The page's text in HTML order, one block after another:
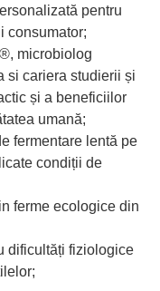
pentru
consumator;
, microbiolog
si cariera studierii și
și a beneficiilor
umană;
fermentare lentă pe
condiții de
ferme ecologice din
dificultăți fiziologice